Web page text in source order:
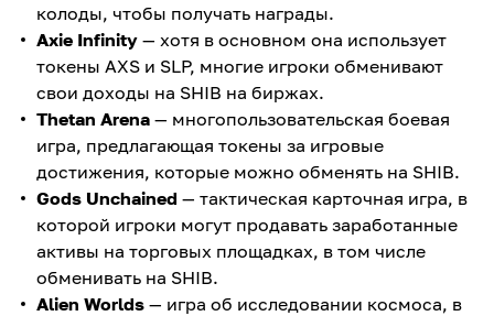
колоды, чтобы получать награды.
Axie Infinity — хотя в основном она использует
токены AXS и SLP, многие игроки обменивают
свои доходы на SHIB на биржах.
Thetan Arena — многопользовательская боевая
игра, предлагающая токены за игровые
достижения, которые можно обменять на SHIB.
Gods Unchained — тактическая карточная игра, в
которой игроки могут продавать заработанные
активы на торговых площадках, в том числе
обменивать на SHIB.
Alien Worlds — игра об исследовании космоса, в